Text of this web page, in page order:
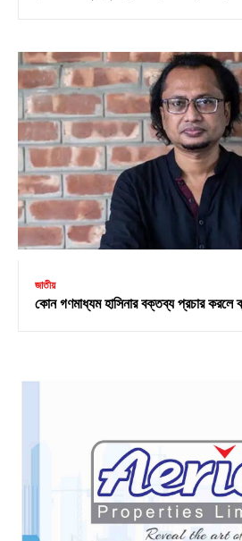
জাতীয়
কোন গণমাধ্যম হাসিনার বক্তব্য প্রচার করলে